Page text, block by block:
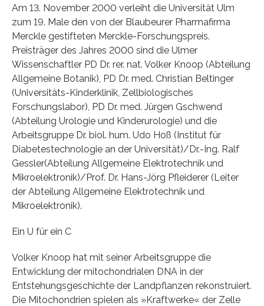
Am 13. November 2000 verleiht die Universität Ulm
zum 19. Male den von der Blaubeurer Pharmafirma
Merckle gestifteten Merckle-Forschungspreis.
Preisträger des Jahres 2000 sind die Ulmer
Wissenschaftler PD Dr. rer. nat. Volker Knoop (Abteilung
Allgemeine Botanik), PD Dr. med. Christian Beltinger
(Universitäts-Kinderklinik, Zellbiologisches
Forschungslabor), PD Dr. med. Jürgen Gschwend
(Abteilung Urologie und Kinderurologie) und die
Arbeitsgruppe Dr. biol. hum. Udo Hoß (Institut für
Diabetestechnologie an der Universität)/Dr.-Ing. Ralf
Gessler(Abteilung Allgemeine Elektrotechnik und
Mikroelektronik)/Prof. Dr. Hans-Jörg Pfleiderer (Leiter
der Abteilung Allgemeine Elektrotechnik und
Mikroelektronik).
Ein U für ein C
Volker Knoop hat mit seiner Arbeitsgruppe die
Entwicklung der mitochondrialen DNA in der
Entstehungsgeschichte der Landpflanzen rekonstruiert.
Die Mitochondrien spielen als »Kraftwerke« der Zelle